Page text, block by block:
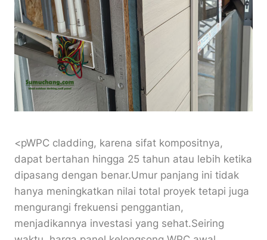
<pWPC cladding, karena sifat kompositnya,
dapat bertahan hingga 25 tahun atau lebih ketika
dipasang dengan benar.Umur panjang ini tidak
hanya meningkatkan nilai total proyek tetapi juga
mengurangi frekuensi penggantian,
menjadikannya investasi yang sehat.Seiring